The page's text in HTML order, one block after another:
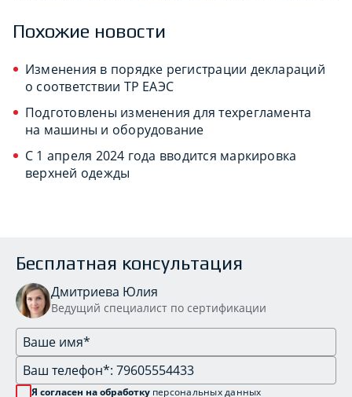
Похожие новости
Изменения в порядке регистрации деклараций
о соответствии ТР ЕАЭС
Подготовлены изменения для техрегламента
на машины и оборудование
С 1 апреля 2024 года вводится маркировка
верхней одежды
Бесплатная консультация
Дмитриева Юлия
Ведущий специалист по сертификации
Я согласен на обработку персональных данных